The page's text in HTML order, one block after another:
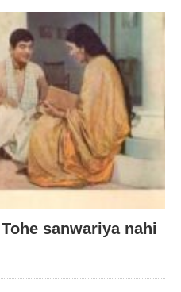
/ Tohe sanwariya nahi